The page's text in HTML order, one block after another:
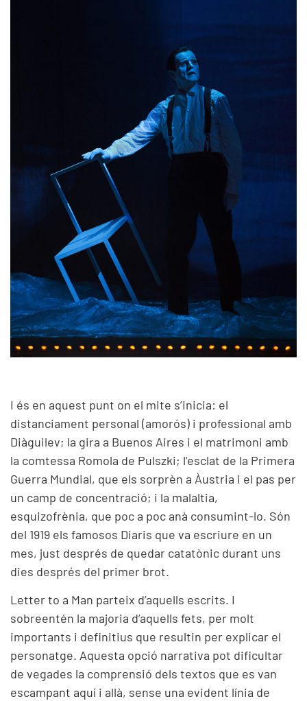
I és en aquest punt on el mite s’inicia: el
distanciament personal (amorós) i professional amb
Diàguilev; la gira a Buenos Aires i el matrimoni amb
la comtessa Romola de Pulszki; l’esclat de la Primera
Guerra Mundial, que els sorprèn a Àustria i el pas per
un camp de concentració; i la malaltia,
esquizofrènia, que poc a poc anà consumint-lo. Són
del 1919 els famosos Diaris que va escriure en un
mes, just després de quedar catatònic durant uns
dies després del primer brot.
Letter to a Man parteix d’aquells escrits. I
sobreentén la majoria d’aquells fets, per molt
importants i definitius que resultin per explicar el
personatge. Aquesta opció narrativa pot dificultar
de vegades la comprensió dels textos que es van
escampant aquí i allà, sense una evident línia de